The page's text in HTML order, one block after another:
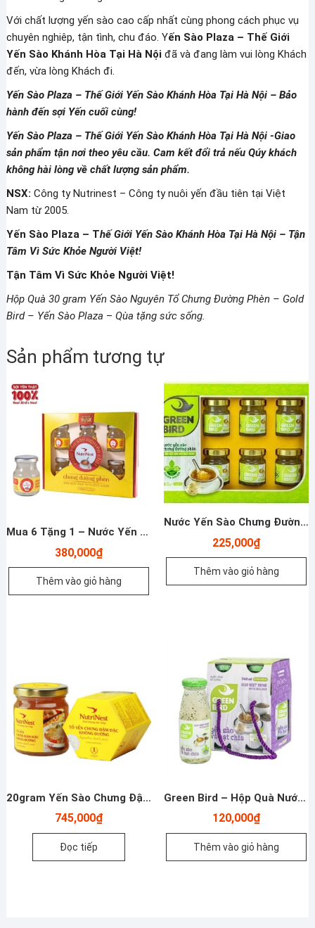
Với chất lượng yến sào cao cấp nhất cùng phong cách phục vụ
chuyên nghiêp, tận tình, chu đáo. Yến Sào Plaza – Thế Giới
Yến Sào Khánh Hòa Tại Hà Nội đã và đang làm vui lòng Khách
đến, vừa lòng Khách đi.
Yến Sào Plaza – Thế Giới Yến Sào Khánh Hòa Tại Hà Nội – Bảo
hành đến sợi Yến cuối cùng!
Yến Sào Plaza – Thế Giới Yến Sào Khánh Hòa Tại Hà Nội -Giao
sản phẩm tận nơi theo yêu cầu. Cam kết đổi trả nếu Qúy khách
không hài lòng về chất lượng sản phẩm.
NSX: Công ty Nutrinest – Công ty nuôi yến đầu tiên tại Việt
Nam từ 2005.
Yến Sào Plaza – Thế Giới Yến Sào Khánh Hòa Tại Hà Nội – Tận
Tâm Vì Sức Khỏe Người Việt!
Tận Tâm Vì Sức Khỏe Người Việt!
Hộp Quà 30 gram Yến Sào Nguyên Tổ Chưng Đường Phèn – Gold
Bird – Yến Sào Plaza – Qùa tặng sức sống.
Sản phẩm tương tự
Mua 6 Tặng 1 – Nước Yến Sào Nguyên Chất Chưng Đường Phèn
380,000₫
Thêm vào giỏ hàng
Nước Yến Sào Chưng Đường Phèn Organic- Hộp Qùa 6 Hũ
225,000₫
Thêm vào giỏ hàng
20gram Yến Sào Chưng Đậm Đặc Không Đường Nutrinest
745,000₫
Đọc tiếp
Green Bird – Hộp Quà Nước Yến Sào Chưng Hạt Chia – 4 hũ * 185 ml – Nutrinest
120,000₫
Thêm vào giỏ hàng